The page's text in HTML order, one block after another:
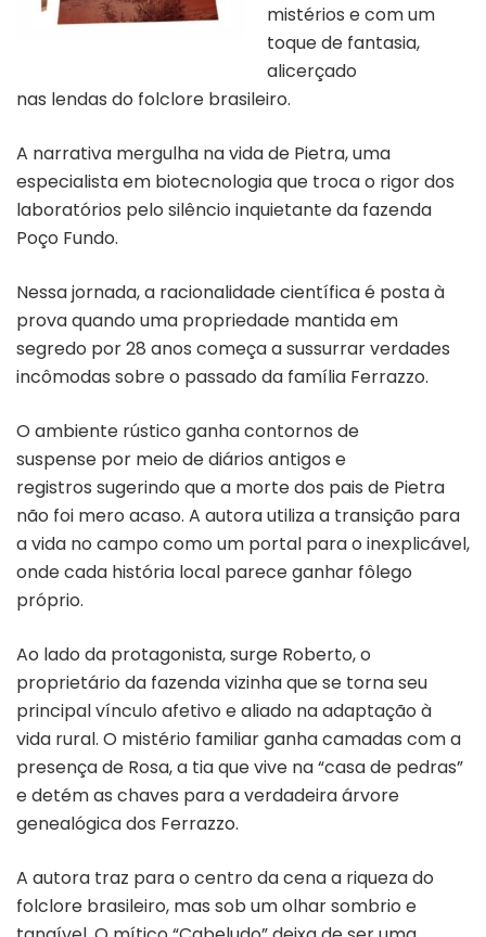
mistérios e com um
toque de fantasia,
alicerçado
nas lendas do folclore brasileiro.
A narrativa mergulha na vida de Pietra, uma
especialista em biotecnologia que troca o rigor dos
laboratórios pelo silêncio inquietante da fazenda
Poço Fundo.
Nessa jornada, a racionalidade científica é posta à
prova quando uma propriedade mantida em
segredo por 28 anos começa a sussurrar verdades
incômodas sobre o passado da família Ferrazzo.
O ambiente rústico ganha contornos de
suspense por meio de diários antigos e
registros sugerindo que a morte dos pais de Pietra
não foi mero acaso. A autora utiliza a transição para
a vida no campo como um portal para o inexplicável,
onde cada história local parece ganhar fôlego
próprio.
Ao lado da protagonista, surge Roberto, o
proprietário da fazenda vizinha que se torna seu
principal vínculo afetivo e aliado na adaptação à
vida rural. O mistério familiar ganha camadas com a
presença de Rosa, a tia que vive na “casa de pedras”
e detém as chaves para a verdadeira árvore
genealógica dos Ferrazzo.
A autora traz para o centro da cena a riqueza do
folclore brasileiro, mas sob um olhar sombrio e